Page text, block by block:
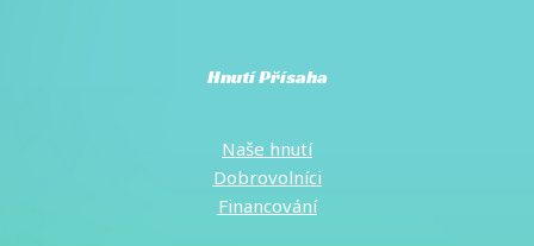
Hnutí Přísaha
Naše hnutí
Dobrovolníci
Financování